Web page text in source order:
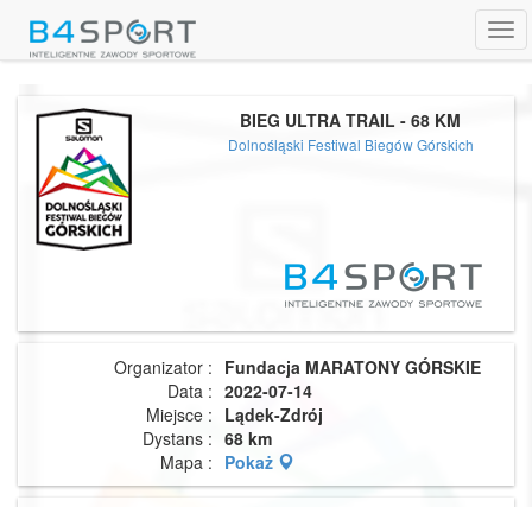
BIEG ULTRA TRAIL - 68 KM
Dolnośląski Festiwal Biegów Górskich
Organizator : Fundacja MARATONY GÓRSKIE
Data : 2022-07-14
Miejsce : Lądek-Zdrój
Dystans : 68 km
Mapa : Pokaż